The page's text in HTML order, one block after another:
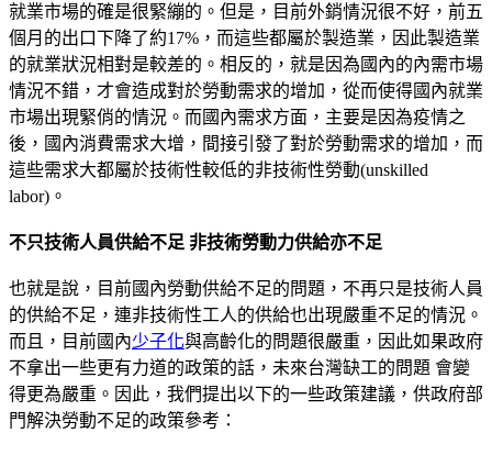
就業市場的確是很緊繃的。但是，目前外銷情況很不好，前五
個月的出口下降了約17%，而這些都屬於製造業，因此製造業
的就業狀況相對是較差的。相反的，就是因為國內的內需市場
情況不錯，才會造成對於勞動需求的增加，從而使得國內就業
市場出現緊俏的情況。而國內需求方面，主要是因為疫情之
後，國內消費需求大增，間接引發了對於勞動需求的增加，而
這些需求大都屬於技術性較低的非技術性勞動(unskilled
labor)。
不只技術人員供給不足 非技術勞動力供給亦不足
也就是說，目前國內勞動供給不足的問題，不再只是技術人員
的供給不足，連非技術性工人的供給也出現嚴重不足的情況。
而且，目前國內少子化與高齡化的問題很嚴重，因此如果政府
不拿出一些更有力道的政策的話，未來台灣缺工的問題 會變
得更為嚴重。因此，我們提出以下的一些政策建議，供政府部
門解決勞動不足的政策參考：